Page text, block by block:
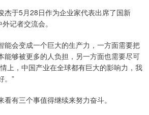
于5月28日作为企业家代表出席了国新
记者交流会。
会变成一个巨大的生产力，一方面需要把
能够被更多的人负担，另一方面也需要尽可
上，中国产业在全球都有巨大的影响力，我
。”
有三个事值得继续来努力奋斗。